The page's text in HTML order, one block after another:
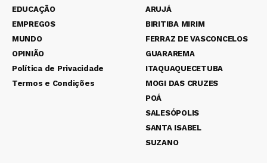
EDUCAÇÃO
EMPREGOS
MUNDO
OPINIÃO
Política de Privacidade
Termos e Condições
ARUJÁ
BIRITIBA MIRIM
FERRAZ DE VASCONCELOS
GUARAREMA
ITAQUAQUECETUBA
MOGI DAS CRUZES
POÁ
SALESÓPOLIS
SANTA ISABEL
SUZANO